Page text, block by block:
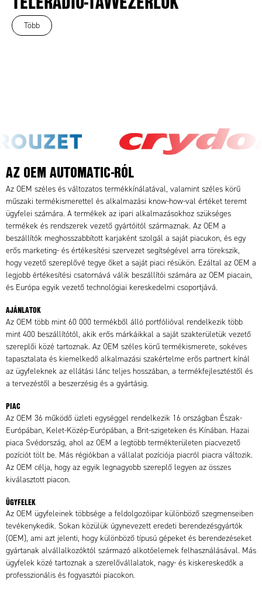
Több
AZ OEM AUTOMATIC-RÓL
Az OEM széles és változatos termékkínálatával, valamint széles körű
műszaki termékismerettel és alkalmazási know-how-val értéket teremt
ügyfelei számára. A termékek az ipari alkalmazásokhoz szükséges
termékek és rendszerek vezető gyártóitól származnak. Az OEM a
beszállítók meghosszabbított karjaként szolgál a saját piacukon, és egy
erős marketing- és értékesítési szervezet segítségével arra törekszik,
hogy vezető szereplővé tegye őket a saját piaci résükön. Ezáltal az OEM a
legjobb értékesítési csatornává válik beszállítói számára az OEM piacain,
és Európa egyik vezető technológiai kereskedelmi csoportjává.
AJÁNLATOK
Az OEM több mint 60 000 termékből álló portfólióval rendelkezik több
mint 400 beszállítótól, akik erős márkáikkal a saját szakterületük vezető
szereplői közé tartoznak. Az OEM széles körű termékismerete, sokéves
tapasztalata és kiemelkedő alkalmazási szakértelme erős partnert kínál
az ügyfeleknek az ellátási lánc teljes hosszában, a termékfejlesztéstől és
a tervezéstől a beszerzésig és a gyártásig.
PIAC
Az OEM 36 működő üzleti egységgel rendelkezik 16 országban Észak-
Európában, Kelet-Közép-Európában, a Brit-szigeteken és Kínában. Hazai
piaca Svédország, ahol az OEM a legtöbb termékterületen piacvezető
pozíciót tölt be. Más régiókban a vállalat pozíciója piacról piacra változik.
Az OEM célja, hogy az egyik legnagyobb szereplő legyen az összes
kiválasztott piacon.
ÜGYFELEK
Az OEM ügyfeleinek többsége a feldolgozóipar különböző szegmenseiben
tevékenykedik. Sokan közülük úgynevezett eredeti berendezésgyártók
(OEM), ami azt jelenti, hogy különböző típusú gépeket és berendezéseket
gyártanak alvállalkozóktól származó alkotóelemek felhasználásával. Más
ügyfelek közé tartoznak a szerelővállalatok, nagy- és kiskereskedők a
professzionális és fogyasztói piacokon.